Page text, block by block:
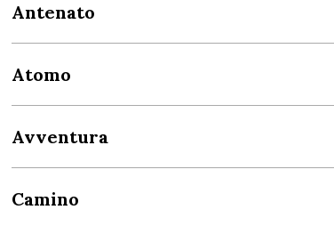
Antenato
Atomo
Avventura
Camino